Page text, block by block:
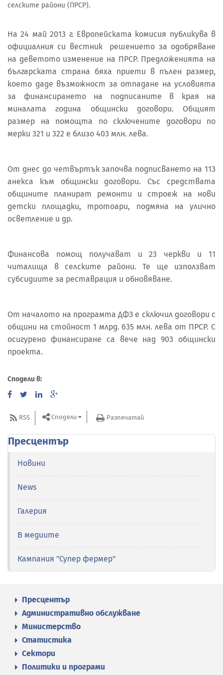
селските райони (ПРСР).
На 24 май 2013 г. Европейската комисия публикува в
официалния си вестник решението за одобряване
на деветото изменение на ПРСР. Предложенията на
българската страна бяха приети в пълен размер,
което даде възможност за отпадане на условията
за финансирането на подписаните в края на
миналата година общински договори. Общият
размер на помощта по сключените договори по
мерки 321 и 322 е близо 403 млн. лева.
От днес до четвъртък започва подписването на 113
анекса към общински договори. Със средствата
общините планират ремонти и строеж на нови
детски площадки, тротоари, подмяна на улично
осветление и др.
Финансова помощ получават и 23 черкви и 11
читалища в селските райони. Те ще използват
субсидиите за реставрация и обновяване.
От началото на програмта ДФЗ е сключил договори с
общини на стойност 1 млрд. 635 млн. лева от ПРСР. С
осигурено финансиране са вече над 903 общински
проекта.
Сподели в:
RSS Сподели Разпечатай
Пресцентър
Новини
News
Галерия
В медиите
Кампания "Супер фермер"
Пресцентър
Административно обслужване
Министерство
Статистика
Сектори
Политики и програми